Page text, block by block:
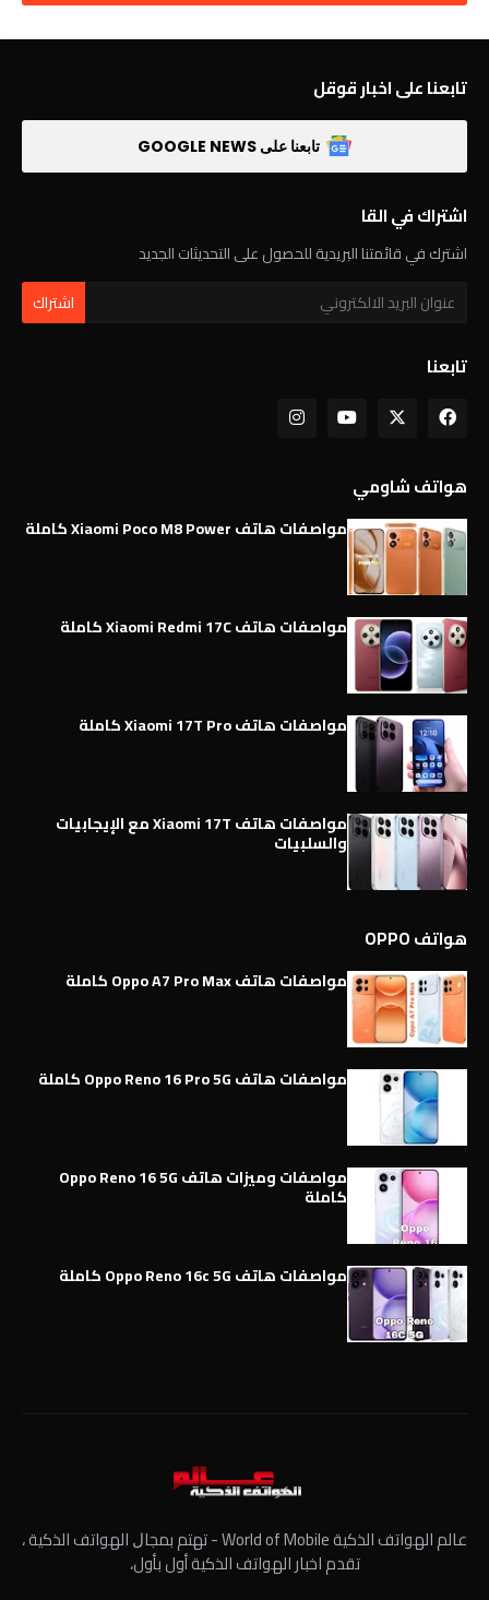
تابعنا على اخبار قوقل
تابعنا على GOOGLE NEWS
اشتراك في القا
اشترك في قائمتنا البريدية للحصول على التحديثات الجديد
تابعنا
هواتف شاومي
مواصفات هاتف Xiaomi Poco M8 Power كاملة
مواصفات هاتف Xiaomi Redmi 17C كاملة
مواصفات هاتف Xiaomi 17T Pro كاملة
مواصفات هاتف Xiaomi 17T مع الإيجابيات
والسلبيات
هواتف OPPO
مواصفات هاتف Oppo A7 Pro Max كاملة
مواصفات هاتف Oppo Reno 16 Pro 5G كاملة
مواصفات وميزات هاتف Oppo Reno 16 5G
كاملة
مواصفات هاتف Oppo Reno 16c 5G كاملة
عالم الهواتف الذكية World of Mobile - ﺗﻬﺘﻢ ﺑﻤﺠﺎﻝ الهواتف الذكية ،
تقدم اخبار الهواتف الذكية أول بأول،